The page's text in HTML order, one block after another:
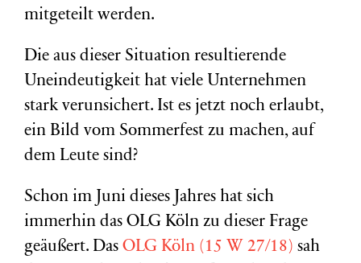
mitgeteilt werden.
Die aus dieser Situation resultierende
Uneindeutigkeit hat viele Unternehmen
stark verunsichert. Ist es jetzt noch erlaubt,
ein Bild vom Sommerfest zu machen, auf
dem Leute sind?
Schon im Juni dieses Jahres hat sich
immerhin das OLG Köln zu dieser Frage
geäußert. Das OLG Köln (15 W 27/18) sah